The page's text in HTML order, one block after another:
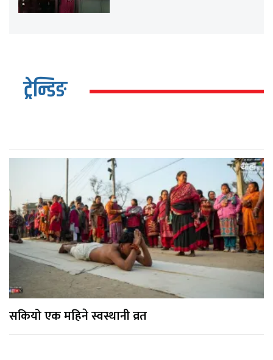
ट्रेन्डिङ
सकियो एक महिने स्वस्थानी व्रत